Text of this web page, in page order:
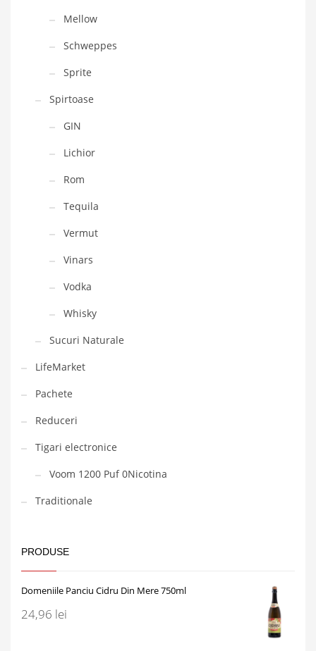
Mellow
Schweppes
Sprite
Spirtoase
GIN
Lichior
Rom
Tequila
Vermut
Vinars
Vodka
Whisky
Sucuri Naturale
LifeMarket
Pachete
Reduceri
Tigari electronice
Voom 1200 Puf 0Nicotina
Traditionale
PRODUSE
Domeniile Panciu Cidru Din Mere 750ml
24,96 lei